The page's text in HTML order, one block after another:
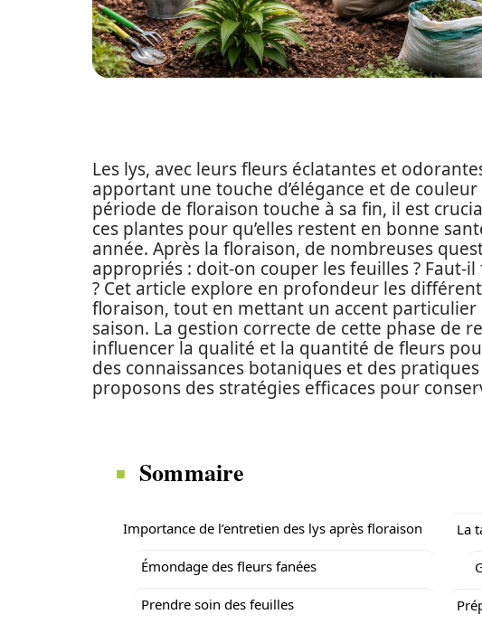
Les lys, avec leurs fleurs éclatantes et
apportant une touche d’élégance et de
période de floraison touche à sa fin, il est
ces plantes pour qu’elles restent en bonne
année. Après la floraison, de nombreuses
appropriés : doit-on couper les feuilles ? Faut-
? Cet article explore en profondeur les
floraison, tout en mettant un accent
saison. La gestion correcte de cette phase de
influencer la qualité et la quantité de fleurs
des connaissances botaniques et des
proposons des stratégies efficaces pour
Sommaire
Importance de l’entretien des lys après floraison
Émondage des fleurs fanées
Prendre soin des feuilles
La